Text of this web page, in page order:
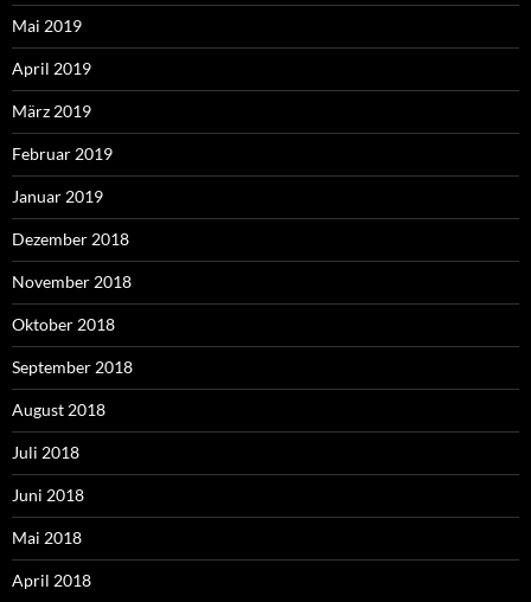
Mai 2019
April 2019
März 2019
Februar 2019
Januar 2019
Dezember 2018
November 2018
Oktober 2018
September 2018
August 2018
Juli 2018
Juni 2018
Mai 2018
April 2018